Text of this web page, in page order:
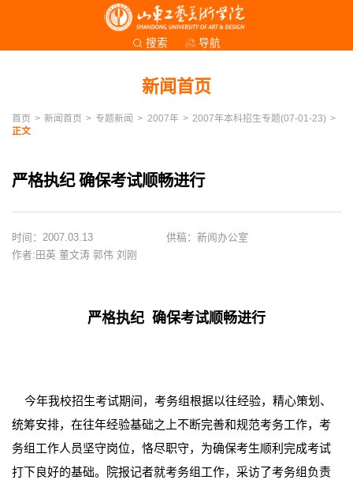
搜索 导航
新闻首页
首页 > 新闻首页 > 专题新闻 > 2007年 > 2007年本科招生专题(07-01-23) >
正文
严格执纪 确保考试顺畅进行
时间：2007.03.13
供稿：新闻办公室
作者:田英 董文涛 郭伟 刘刚
严格执纪 确保考试顺畅进行
今年我校招生考试期间，考务组根据以往经验，精心策划、
统筹安排，在往年经验基础之上不断完善和规范考务工作，考
务组工作人员坚守岗位，恪尽职守，为确保考生顺利完成考试
打下良好的基础。院报记者就考务组工作，采访了考务组负责